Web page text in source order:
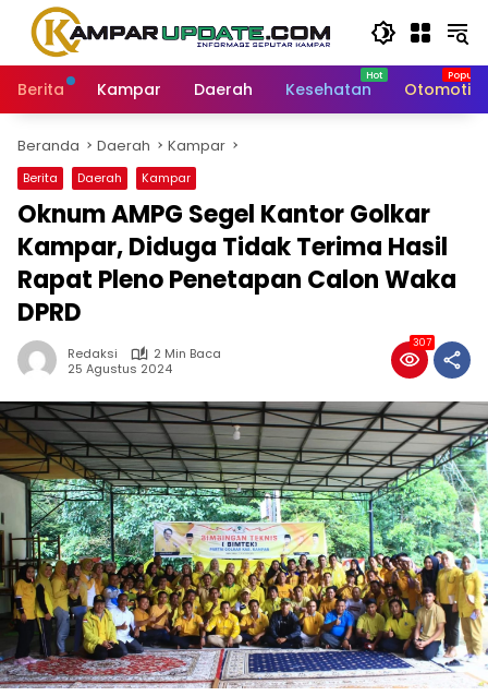
Langsung
konten
Berita
Kampar Daerah Kesehatan Otomotif
Beranda Daerah Kampar
Berita Daerah Kampar
Oknum AMPG Segel Kantor Golkar
Kampar, Diduga Tidak Terima Hasil
Rapat Pleno Penetapan Calon Waka
DPRD
Redaksi
2 Min Baca
25 Agustus 2024
307